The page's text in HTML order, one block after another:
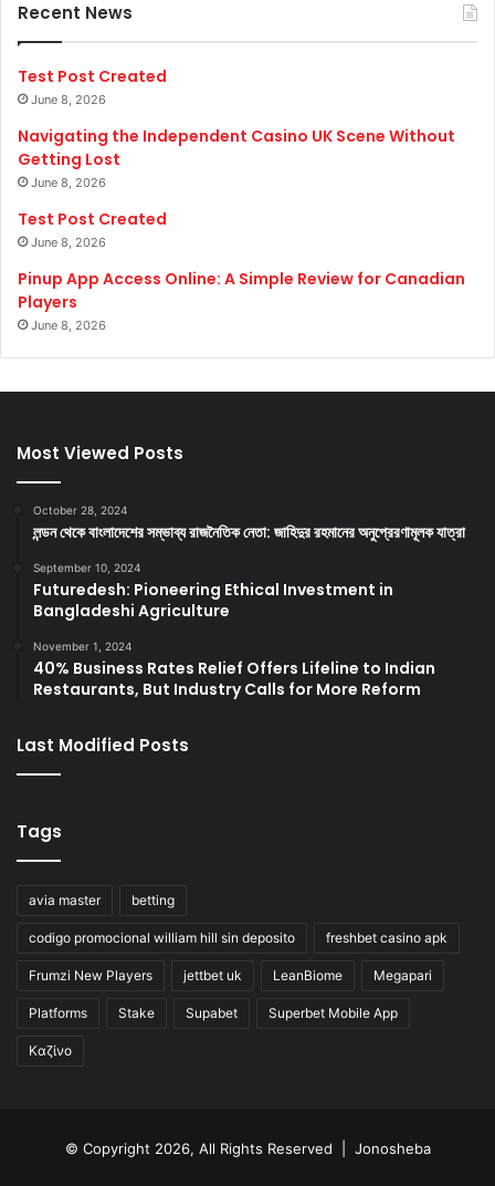
Recent News
Test Post Created
June 8, 2026
Navigating the Independent Casino UK Scene Without
Getting Lost
June 8, 2026
Test Post Created
June 8, 2026
Pinup App Access Online: A Simple Review for Canadian
Players
June 8, 2026
Most Viewed Posts
October 28, 2024
লন্ডন থেকে বাংলাদেশের সম্ভাব্য রাজনৈতিক নেতা: জাহিদুর রহমানের অনুপ্রেরণামূলক যাত্রা
September 10, 2024
Futuredesh: Pioneering Ethical Investment in
Bangladeshi Agriculture
November 1, 2024
40% Business Rates Relief Offers Lifeline to Indian
Restaurants, But Industry Calls for More Reform
Last Modified Posts
Tags
avia master betting
codigo promocional william hill sin deposito freshbet casino apk
Frumzi New Players jettbet uk LeanBiome Megapari
Platforms Stake Supabet Superbet Mobile App
Καζίνο
© Copyright 2026, All Rights Reserved | Jonosheba